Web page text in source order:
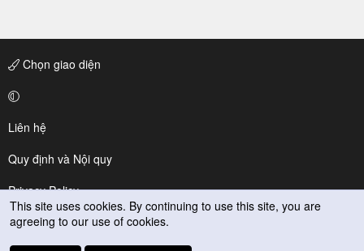
Chọn giao diện
Liên hệ
Quy định và Nội quy
Privacy Policy
Trợ giúp
This site uses cookies. By continuing to use this site, you are
agreeing to our use of cookies.